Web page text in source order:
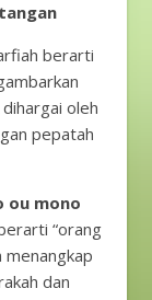
berarti
oleh
pepatah
ou mono
“orang
menangkap
dan